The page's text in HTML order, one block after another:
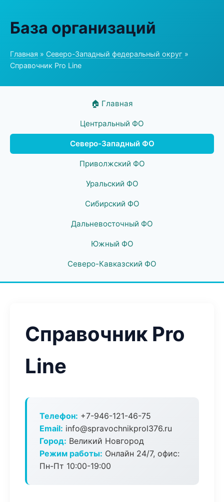
База организаций
Главная » Северо-Западный федеральный округ »
Справочник Pro Line
🏠 Главная
Центральный ФО
Северо-Западный ФО
Приволжский ФО
Уральский ФО
Сибирский ФО
Дальневосточный ФО
Южный ФО
Северо-Кавказский ФО
Справочник Pro
Line
Телефон: +7-946-121-46-75
Email: info@spravochnikprol376.ru
Город: Великий Новгород
Режим работы: Онлайн 24/7, офис:
Пн-Пт 10:00-19:00